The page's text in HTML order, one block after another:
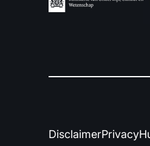
DisclaimerPrivacy